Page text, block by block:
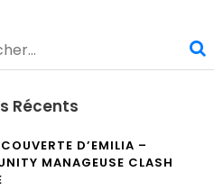
:
Récents
D’EMILIA –
MANAGEUSE CLASH